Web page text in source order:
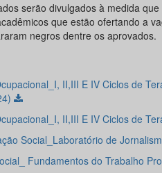
serão divulgados à medida
que estão ofertando a
negros dentre os aprovados.
II,III E IV Ciclos de
II,III E IV Ciclos de
Social_Laboratório de
Fundamentos do Trabalho